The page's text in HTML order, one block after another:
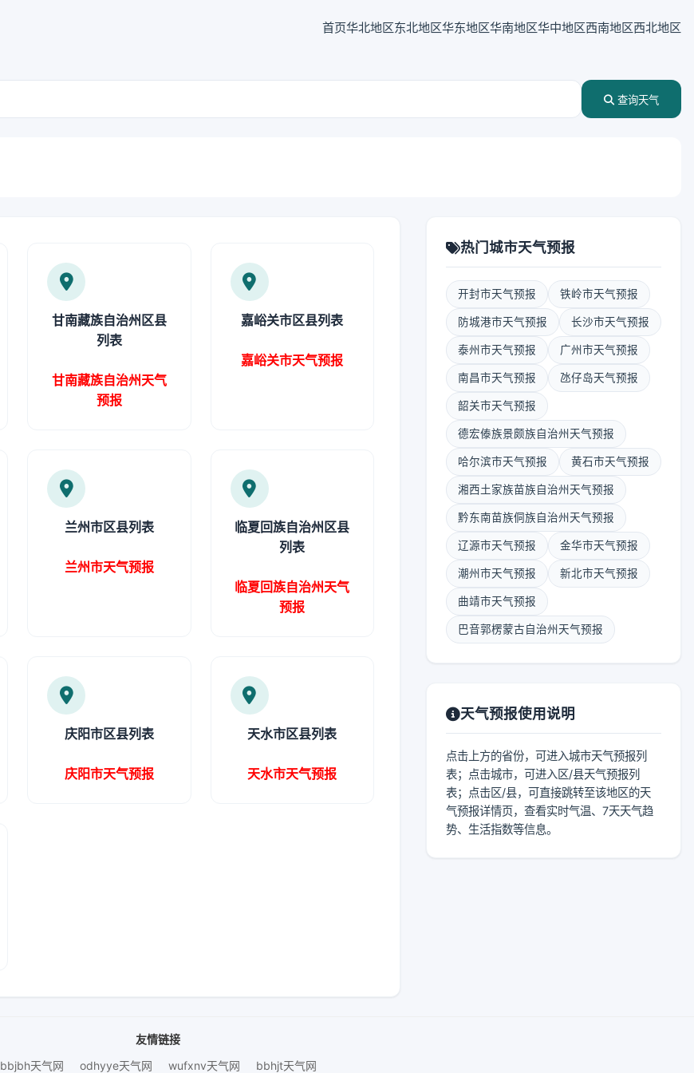
首页华北地区东北地区华东地区华南地区华中地区西南地区西北地区
查询天气
甘南藏族自治州区县
列表
甘南藏族自治州天气
预报
嘉峪关市区县列表
嘉峪关市天气预报
兰州市区县列表
兰州市天气预报
临夏回族自治州区县
列表
临夏回族自治州天气
预报
庆阳市区县列表
庆阳市天气预报
天水市区县列表
天水市天气预报
热门城市天气预报
开封市天气预报 铁岭市天气预报
防城港市天气预报 长沙市天气预报
泰州市天气预报 广州市天气预报
南昌市天气预报 氹仔岛天气预报
韶关市天气预报
德宏傣族景颇族自治州天气预报
哈尔滨市天气预报 黄石市天气预报
湘西土家族苗族自治州天气预报
黔东南苗族侗族自治州天气预报
辽源市天气预报 金华市天气预报
潮州市天气预报 新北市天气预报
曲靖市天气预报
巴音郭楞蒙古自治州天气预报
天气预报使用说明
点击上方的省份，可进入城市天气预报列
表；点击城市，可进入区/县天气预报列
表；点击区/县，可直接跳转至该地区的天
气预报详情页，查看实时气温、7天天气趋
势、生活指数等信息。
友情链接
bbjbh天气网
odhyye天气网 wufxnv天气网 bbhjt天气网